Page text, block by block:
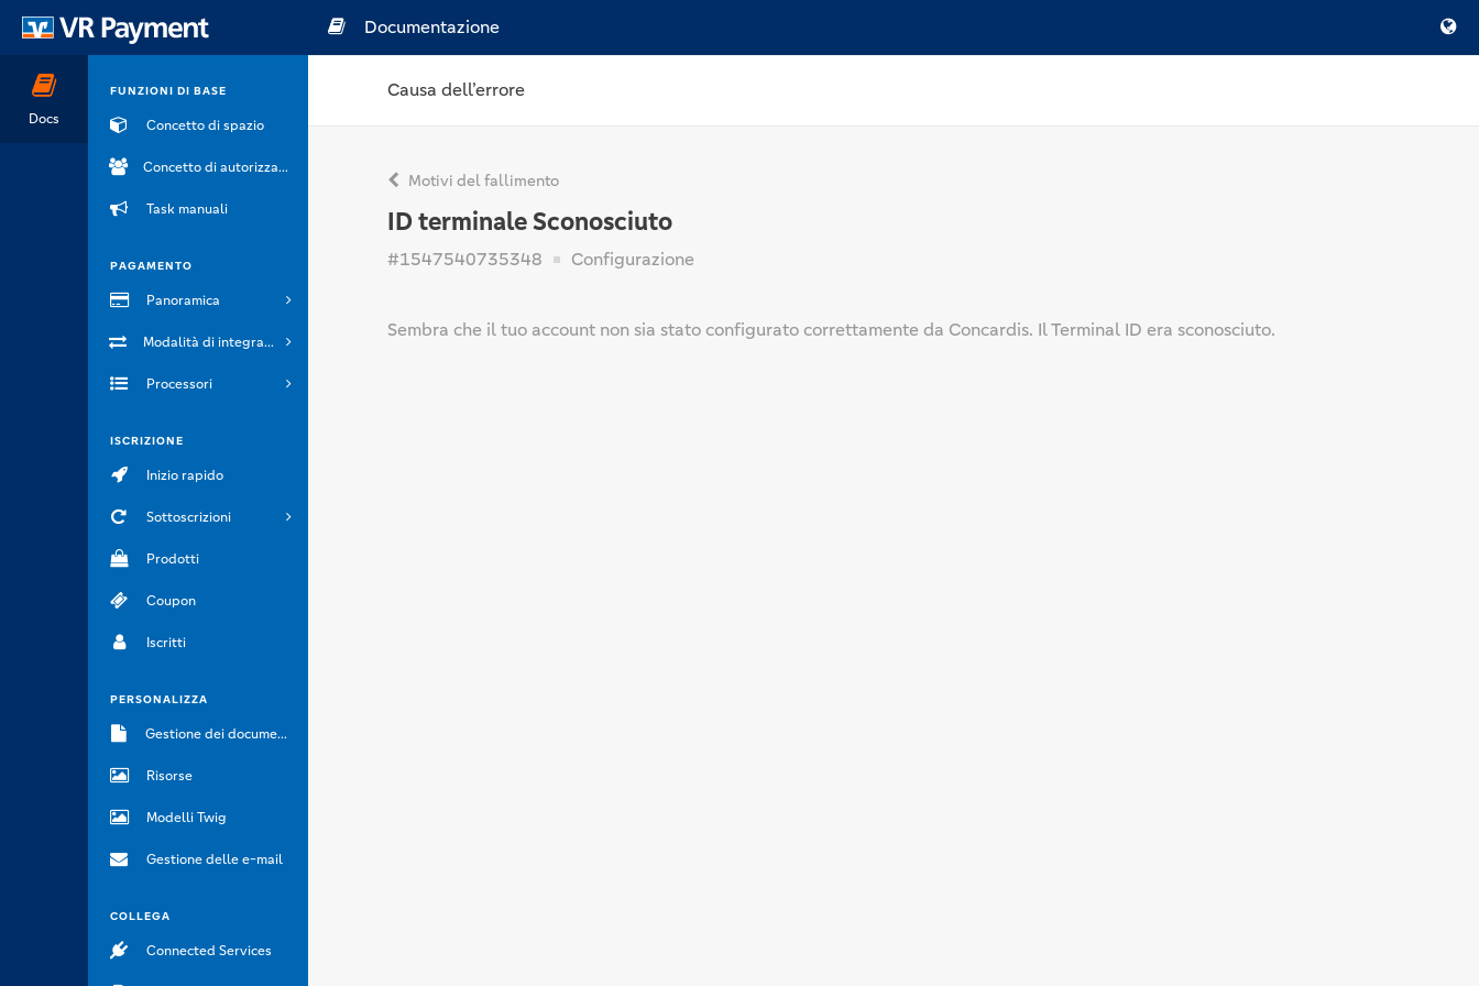
Docs
FUNZIONI DI BASE
Concetto di spazio
Concetto di autorizzazione
Task manuali
PAGAMENTO
Panoramica
Modalità di integrazione
Processori
ISCRIZIONE
Inizio rapido
Sottoscrizioni
Prodotti
Coupon
Iscritti
PERSONALIZZA
Gestione dei documenti
Risorse
Modelli Twig
Gestione delle e-mail
COLLEGA
Connected Services
Documentazione
Causa dell’errore
Motivi del fallimento
ID terminale Sconosciuto
#1547540735348 Configurazione
Sembra che il tuo account non sia stato configurato correttamente da Concardis. Il Terminal ID era sconosciuto.